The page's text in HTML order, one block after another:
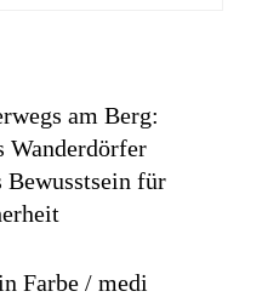
am Berg:
Wanderdörfer
Bewusstsein für
Farbe / medi